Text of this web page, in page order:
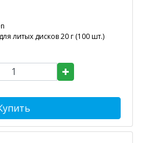
литых дисков 20 г (100 шт.)